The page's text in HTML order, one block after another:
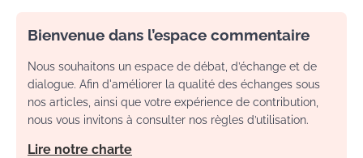
Bienvenue dans l’espace commentaire
Nous souhaitons un espace de débat, d’échange et de
dialogue. Afin d'améliorer la qualité des échanges sous
nos articles, ainsi que votre expérience de contribution,
nous vous invitons à consulter nos règles d’utilisation.
Lire notre charte